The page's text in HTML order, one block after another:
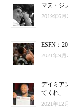
マヌ・ジ
2019年6月
ESPN：
2021年9月
デイミア
てくれ」
2021年12